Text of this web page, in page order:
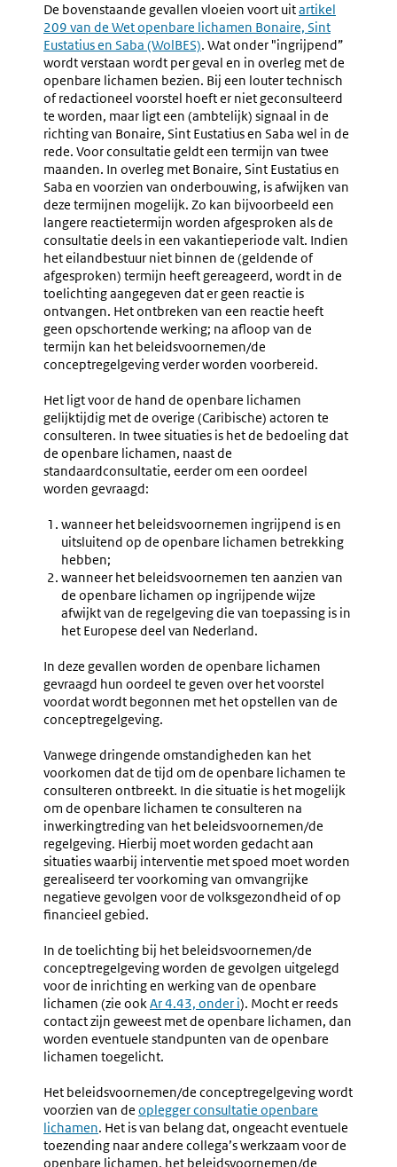
De bovenstaande gevallen vloeien voort uitExterne
link:
artikel
209 van de Wet openbare lichamen Bonaire, Sint
Eustatius en Saba (WolBES). Wat onder "ingrijpend”
wordt verstaan wordt per geval en in overleg met de
openbare lichamen bezien. Bij een louter technisch
of redactioneel voorstel hoeft er niet geconsulteerd
te worden, maar ligt een (ambtelijk) signaal in de
richting van Bonaire, Sint Eustatius en Saba wel in de
rede. Voor consultatie geldt een termijn van twee
maanden. In overleg met Bonaire, Sint Eustatius en
Saba en voorzien van onderbouwing, is afwijken van
deze termijnen mogelijk. Zo kan bijvoorbeeld een
langere reactietermijn worden afgesproken als de
consultatie deels in een vakantieperiode valt. Indien
het eilandbestuur niet binnen de (geldende of
afgesproken) termijn heeft gereageerd, wordt in de
toelichting aangegeven dat er geen reactie is
ontvangen. Het ontbreken van een reactie heeft
geen opschortende werking; na afloop van de
termijn kan het beleidsvoornemen/de
conceptregelgeving verder worden voorbereid.
Het ligt voor de hand de openbare lichamen
gelijktijdig met de overige (Caribische) actoren te
consulteren. In twee situaties is het de bedoeling dat
de openbare lichamen, naast de
standaardconsultatie, eerder om een oordeel
worden gevraagd:
wanneer het beleidsvoornemen ingrijpend is en
uitsluitend op de openbare lichamen betrekking
hebben;
wanneer het beleidsvoornemen ten aanzien van
de openbare lichamen op ingrijpende wijze
afwijkt van de regelgeving die van toepassing is in
het Europese deel van Nederland.
In deze gevallen worden de openbare lichamen
gevraagd hun oordeel te geven over het voorstel
voordat wordt begonnen met het opstellen van de
conceptregelgeving.
Vanwege dringende omstandigheden kan het
voorkomen dat de tijd om de openbare lichamen te
consulteren ontbreekt. In die situatie is het mogelijk
om de openbare lichamen te consulteren na
inwerkingtreding van het beleidsvoornemen/de
regelgeving. Hierbij moet worden gedacht aan
situaties waarbij interventie met spoed moet worden
gerealiseerd ter voorkoming van omvangrijke
negatieve gevolgen voor de volksgezondheid of op
financieel gebied.
In de toelichting bij het beleidsvoornemen/de
conceptregelgeving worden de gevolgen uitgelegd
voor de inrichting en werking van de openbare
lichamen (zie ookAr 4.43, onder i). Mocht er reeds
contact zijn geweest met de openbare lichamen, dan
worden eventuele standpunten van de openbare
lichamen toegelicht.
Het beleidsvoornemen/de conceptregelgeving wordt
voorzien van de oplegger consultatie openbare
lichamen. Het is van belang dat, ongeacht eventuele
toezending naar andere collega’s werkzaam voor de
openbare lichamen, het beleidsvoornemen/de